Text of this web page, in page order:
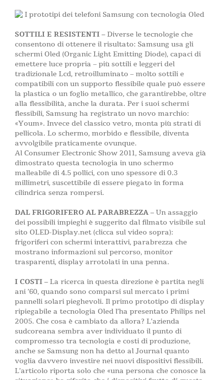
SOTTILI E RESISTENTI –Diverse le tecnologie che
consentono di ottenere il risultato: Samsung usa gli
schermi Oled (Organic Light Emitting Diode), capaci di
emettere luce propria – più sottili e leggeri del
tradizionale Lcd, retroilluminato – molto sottili e
compatibili con un supporto flessibile quale può essere
la plastica o un foglio metallico, che garantirebbe, oltre
alla flessibilità, anche la durata. Per i suoi schermi
flessibili, Samsung ha registrato un novo marchio:
«Youm». Invece del classico vetro, monta più strati di
pellicola. Lo schermo, morbido e flessibile, diventa
avvolgibile praticamente ovunque.
Al Consumer Electronic Show 2011, Samsung aveva già
dimostrato questa tecnologia in uno schermo
malleabile di 4.5 pollici, con uno spessore di 0.3
millimetri, suscettibile di essere piegato in forma
cilindrica senza rompersi.
DAL FRIGORIFERO AL PARABREZZA –Un assaggio
dei possibili impieghi è suggerito dal filmato visibile sul
sito OLED-Display.net (clicca sul video sopra):
frigoriferi con schermi interattivi, parabrezza che
mostrano informazioni sul percorso, monitor
trasparenti, display arrotolati in una penna.
I COSTI –La ricerca in questa direzione è partita negli
ani ’60, quando sono comparsi sul mercato i primi
pannelli solari pieghevoli. Il primo prototipo di display
ripiegabile a tecnologia Oled l’ha presentato Philips nel
2005. Che cosa è cambiato da allora? L’azienda
sudcoreana sembra aver individuato il punto di
compromesso tra tecnologia e costi di produzione,
anche se Samsung non ha detto al Journal quanto
voglia davvero investire nei nuovi dispositivi flessibili.
L’articolo riporta solo che «una persona che conosce la